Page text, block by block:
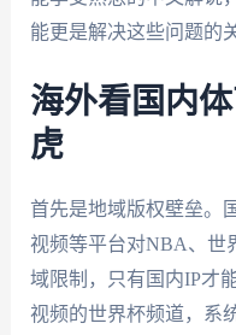
能更是解决这些问题的
海外看国内
虎
首先是地域版权壁垒。
视频等平台对NBA、世
域限制，只有国内IP才
视频的世界杯频道，系